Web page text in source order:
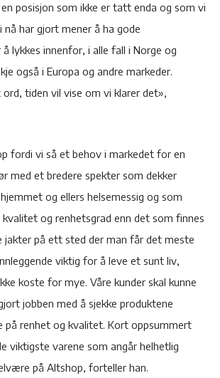
posisjon som ikke er tatt enda og som vi
nå har gjort mener å ha gode
lykkes innenfor, i alle fall i Norge og
også i Europa og andre markeder.
tiden vil vise om vi klarer det»,
fordi vi så et behov i markedet for en
med et bredere spekter som dekker
og ellers helsemessig og som
kvalitet og renhetsgrad enn det som finnes
jakter på ett sted der man får det meste
viktig for å leve et sunt liv,
koste for mye. Våre kunder skal kunne
jobben med å sjekke produktene
på renhet og kvalitet. Kort oppsummert
viktigste varene som angår helhetlig
på Altshop, forteller han.